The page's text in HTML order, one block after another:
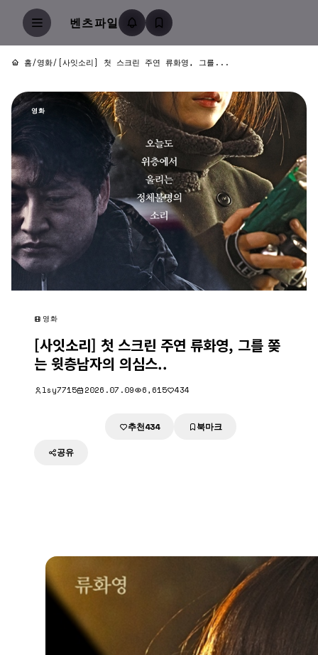
벤츠파일
홈/영화/ [사잇소리] 첫 스크린 주연 류화영, 그를...
영화
영화
[사잇소리] 첫 스크린 주연 류화영, 그를 쫒
는 윗층남자의 의심스..
lsy7715 2026.07.09 6,615 434
추천434 북마크
공유